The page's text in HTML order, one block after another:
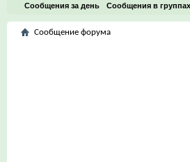
Сообщения за день Сообщения в
Сообщение форума